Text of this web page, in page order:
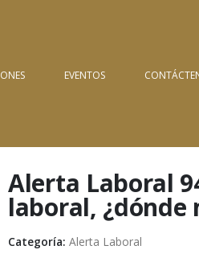
EVENTOS
Alerta Laboral
laboral, ¿dónde
Categoría: Alerta Laboral